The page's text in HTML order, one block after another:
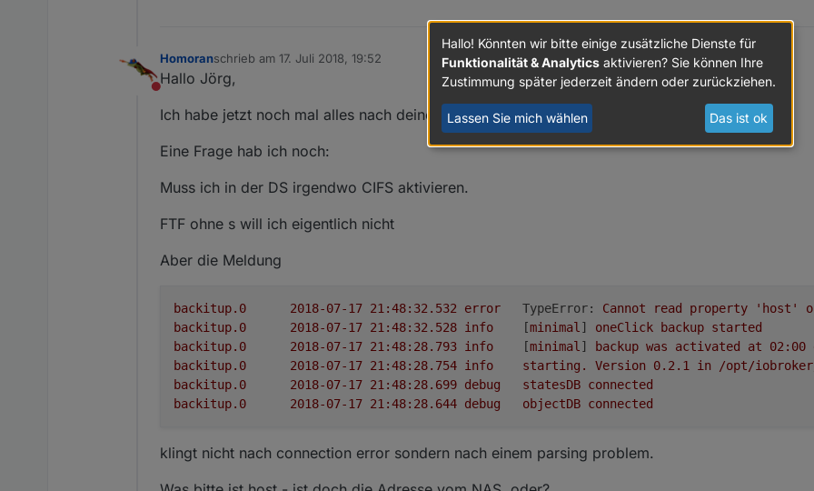
Nicht stören
Homoranschrieb am 17. Juli 2018, 19:52
zuletzt editiert von
Hallo Jörg,
Ich habe jetzt noch mal alles nach deinen Screenshots neu gemacht.
Eine Frage hab ich noch:
Muss ich in der DS irgendwo CIFS aktivieren.
FTF ohne s will ich eigentlich nicht
Aber die Meldung
backitup.0 error TypeError: Cannot read property 'host'
backitup.0
info
	[
minimal ] oneClick backup started
backitup.0
info
	[
minimal ] backup was activated at 02 :00
backitup.0
info starting. Version 0.2 .1 in /opt/
backitup.0
debug statesDB connected
backitup.0
debug objectDB connected
klingt nicht nach connection error sondern nach einem parsing problem.
Hallo! Könnten wir bitte einige zusätzliche Dienste für
Funktionalität & Analytics aktivieren? Sie können Ihre
Zustimmung später jederzeit ändern oder zurückziehen.
Lassen Sie mich wählen Das ist ok